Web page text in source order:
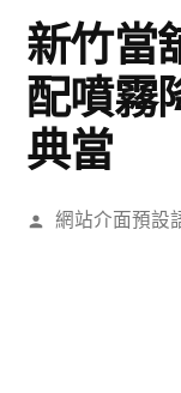
新竹當
配噴霧
典當
作
網站介面預設